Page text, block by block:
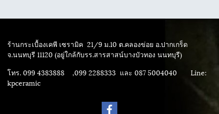
ร้านกระเบื้องเคพี เซรามิค 21/9 ม.10 ต.คลองข่อย อ.ปากเกร็ด
จ.นนทบุรี 11120 (อยู่ใกล้กับรร.สารสาสน์บางบัวทอง นนทบุรี)
โทร. 099 4383888 ,099 2288333 และ 087 5004040 Line:
kpceramic